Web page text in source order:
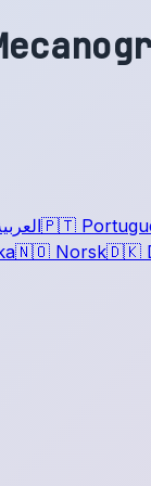
🇵🇹
🇳🇴 Norsk🇩🇰